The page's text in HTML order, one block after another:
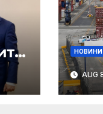
НОВИНИ
AUG